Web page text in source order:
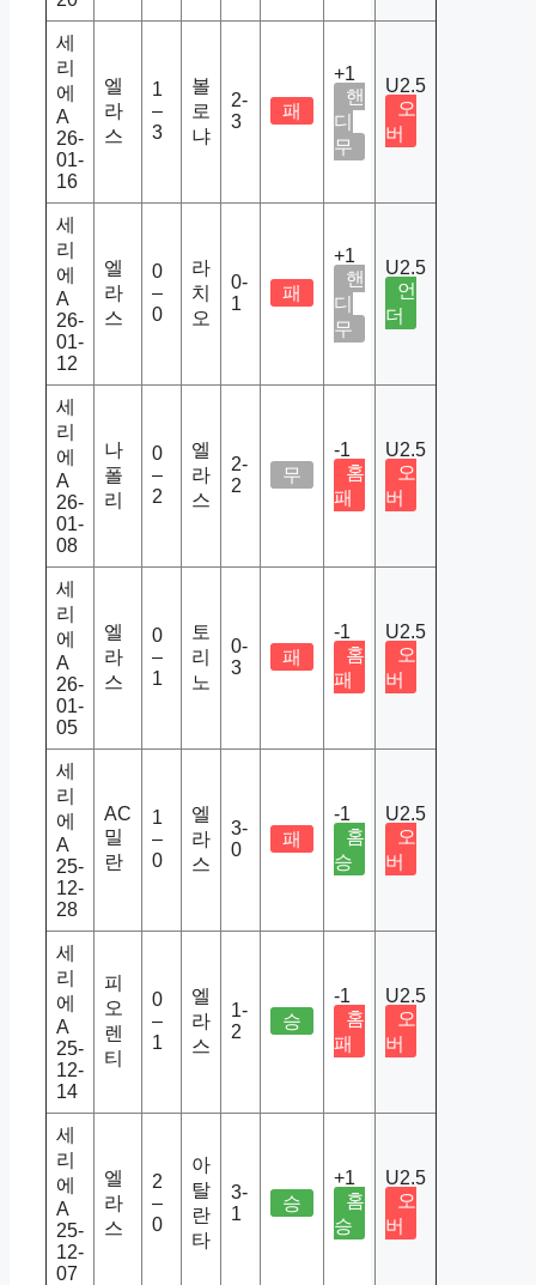
세
리
에
A
26-
01-
16
엘
라
스
1
–
3
볼
로
냐
2-
3
패
+1
핸
디
무
U2.5
오
버
세
리
에
A
26-
01-
12
엘
라
스
0
–
0
라
치
오
0-
1
패
+1
핸
디
무
U2.5
언
더
세
리
에
A
26-
01-
08
나
폴
리
0
–
2
엘
라
스
2-
2
무
-1
홈
패
U2.5
오
버
세
리
에
A
26-
01-
05
엘
라
스
0
–
1
토
리
노
0-
3
패
-1
홈
패
U2.5
오
버
세
리
에
A
25-
12-
28
AC
밀
란
1
–
0
엘
라
스
3-
0
패
-1
홈
승
U2.5
오
버
세
리
에
A
25-
12-
14
피
오
렌
티
0
–
1
엘
라
스
1-
2
승
-1
홈
패
U2.5
오
버
세
리
에
A
25-
12-
07
엘
라
스
2
–
0
아
탈
란
타
3-
1
승
+1
홈
승
U2.5
오
버